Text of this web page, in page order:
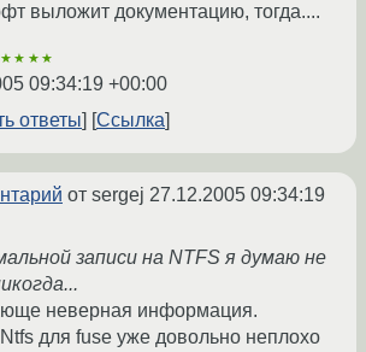
выложит документацию, тогда....
09:34:19 +00:00
ответы
Ссылка
от sergej 27.12.2005 09:34:19
записи на NTFS я думаю не
неверная информация.
для fuse уже довольно неплохо